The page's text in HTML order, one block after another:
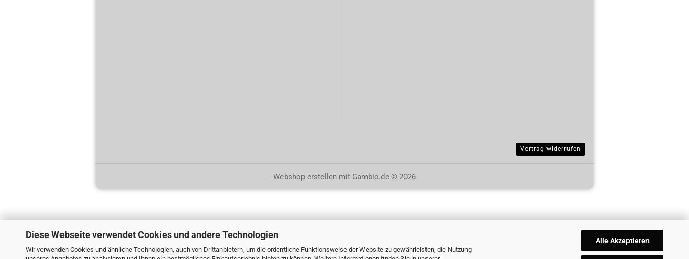
Diese Webseite verwendet Cookies und andere Technologien
Wir verwenden Cookies und ähnliche Technologien, auch von Drittanbietern, um die ordentliche Funktionsweise der Website zu gewährleisten, die Nutzung
Alle Akzeptieren
Vertrag widerrufen
Webshop erstellen mit Gambio.de © 2026